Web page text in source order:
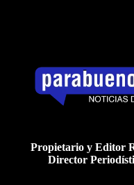
Propietario y Editor
Director